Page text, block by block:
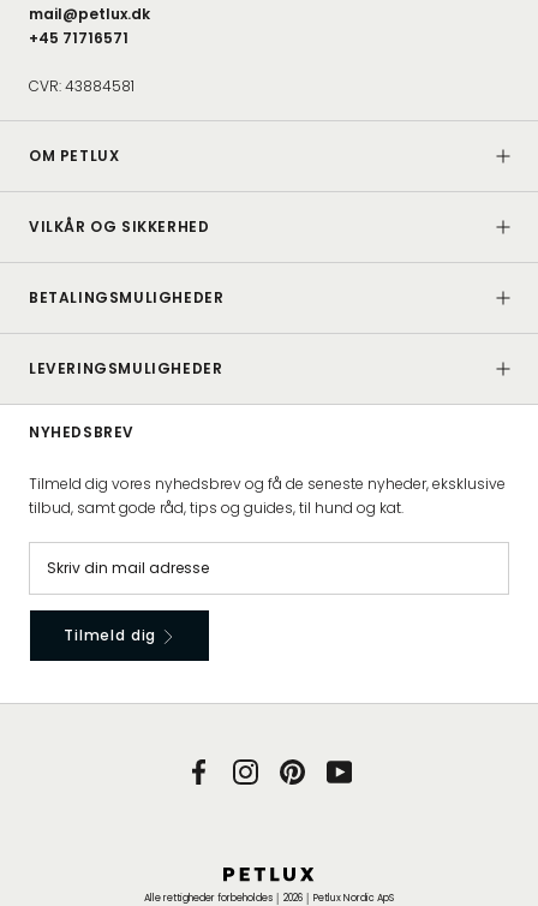
mail@petlux.dk
+45 71716571
CVR: 43884581
OM PETLUX
VILKÅR OG SIKKERHED
NYHEDSBREV
Tilmeld dig vores nyhedsbrev og få de seneste nyheder, eksklusive
tilbud, samt gode råd, tips og guides, til hund og kat.
Tilmeld dig
BETALINGSMULIGHEDER
LEVERINGSMULIGHEDER
Alle rettigheder forbeholdes │ 2026 │ Petlux Nordic ApS